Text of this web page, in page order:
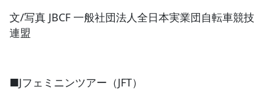
文/写真 JBCF 一般社団法人全日本実業団自転車競技
連盟
■Jフェミニンツアー（JFT）